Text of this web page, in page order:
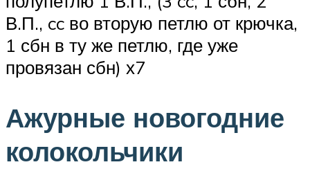
В.П., cc во вторую петлю от крючка,
1 сбн в ту же петлю, где уже
провязан сбн) х7
Ажурные новогодние
колокольчики